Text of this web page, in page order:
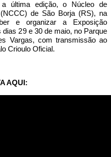
última edição, o Núcleo de
de São Borja (RS), na
e organizar a Exposição
29 e 30 de maio, no Parque
Vargas, com transmissão ao
Crioulo Oficial.
AQUI: